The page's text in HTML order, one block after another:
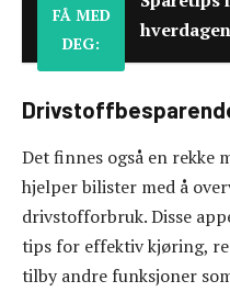
FÅ MED
DEG:
hverdagen
Det finnes også en rekke
hjelper bilister med å
drivstofforbruk. Disse
tips for effektiv kjøring,
tilby andre funksjoner